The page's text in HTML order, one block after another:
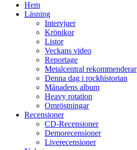
Hem
Läsning
Intervjuer
Krönikor
Listor
Veckans video
Reportage
Metalcentral rekommenderar
Denna dag i rockhistorian
Månadens album
Heavy rotation
Omröstningar
Recensioner
CD-Recensioner
Demorecensioner
Liverecensioner